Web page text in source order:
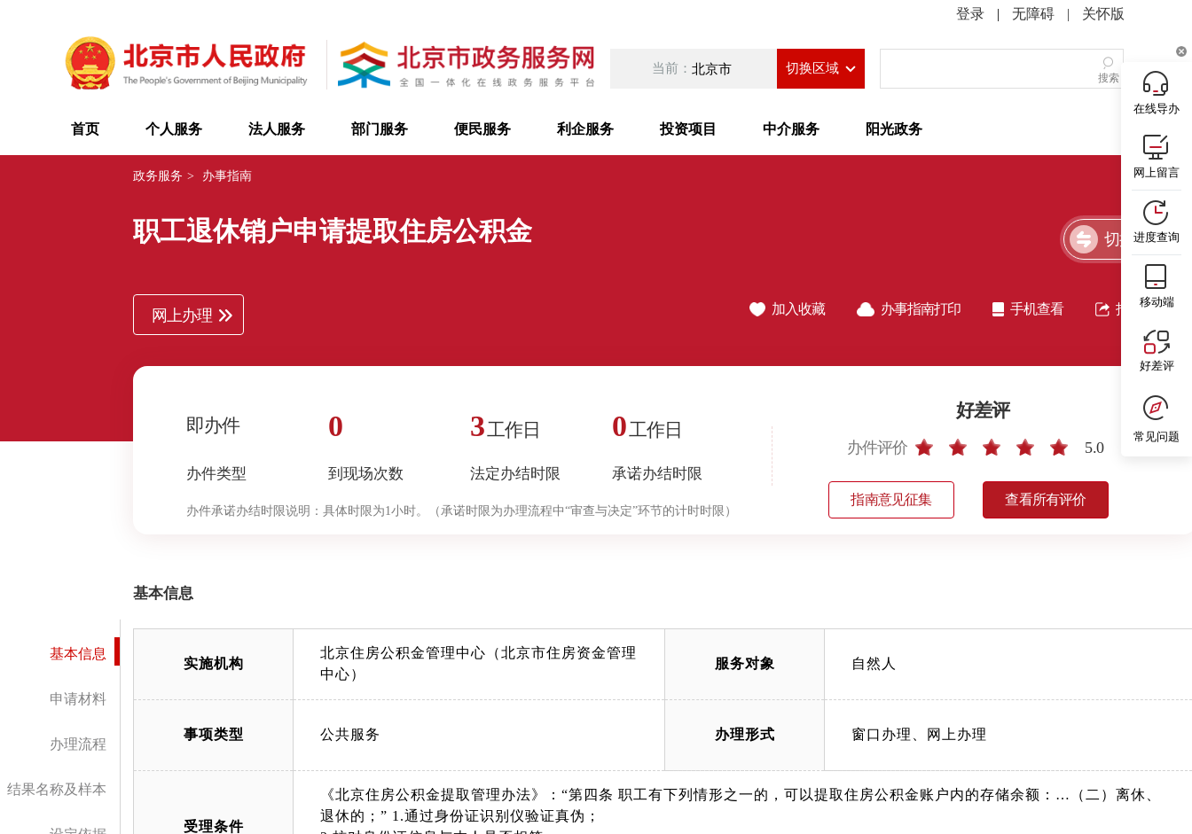
| 无障碍 | 关怀版
当前： 北京市 切换区域
搜索
首页 个人服务 法人服务 部门服务 便民服务 利企服务 投资项目 中介服务 阳光政务
政务服务 > 办事指南
职工退休销户申请提取住房公积金 切换简洁版
网上办理 加入收藏 办事指南打印 手机查看 指南分享
即办件
办件类型
0
到现场次数
3工作日
法定办结时限
0工作日
承诺办结时限
好差评
办件评价 5.0
指南意见征集 查看所有评价
办件承诺办结时限说明： 具体时限为1小时。（承诺时限为办理流程中“审查与决定”环节的计时时限）
基本信息
申请材料
办理流程
结果名称及样本
基本信息
实施机构
北京住房公积金管理中心（北京市住房资金管理
中心）
服务对象 自然人
事项类型 公共服务 办理形式 窗口办理、网上办理
受理条件
《北京住房公积金提取管理办法》：“第四条 职工有下列情形之一的，可以提取住房公积金账户内的存储余额：…（二）离休、
退休的；” 1.通过身份证识别仪验证真伪；
在线导办
网上留言
进度查询
移动端
好差评
常见问题